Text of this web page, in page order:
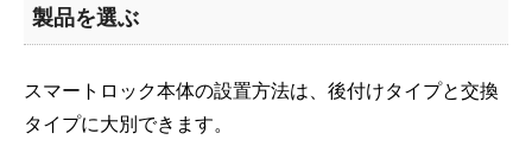
製品を選ぶ
スマートロック本体の設置方法は、後付けタイプと交換
タイプに大別できます。